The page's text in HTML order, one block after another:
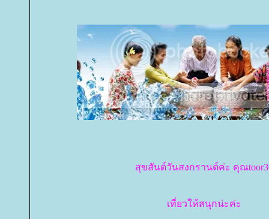
สุขสันต์วันสงกรานต์ค่ะ คุณ
เที่ยวให้สนุกน่ะค่ะ